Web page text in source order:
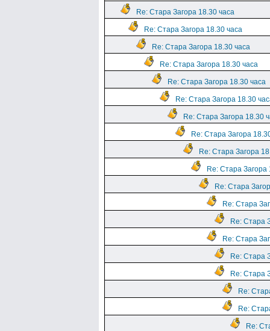
Re: Стара Загора 18.30 часа
Re: Стара Загора 18.30 часа
Re: Стара Загора 18.30 часа
Re: Стара Загора 18.30 часа
Re: Стара Загора 18.30 часа
Re: Стара Загора 18.30
Re: Стара Загора 18.30
Re: Стара Загора
Re: Стара Загора
Re: Стара Загора
Re: Стара
Re: Стара
Re: Стара
Re: Стара
Re: Стара
Re: Стара
Re:
Re:
Re: